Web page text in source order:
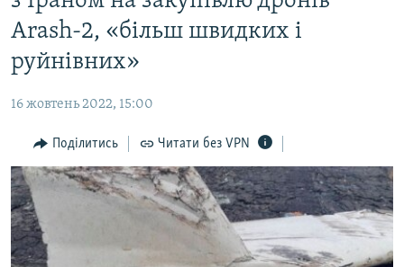
Перейти
до
основної
Перейти
пошуку
ВІДЕО ТА ФОТО
ПОЛІТИКА
ІНТЕРВ'Ю
ВСЕ ЗА ДЕНЬ
СПЕЦПРОЕКТИ
ДЕПОРТАЦІЯ
ЯК ОБІЙТИ БЛОКУВАННЯ
Arash-2, «більш швидких і
руйнівних»
16 жовтень 2022, 15:00
Поділитись Читати без VPN